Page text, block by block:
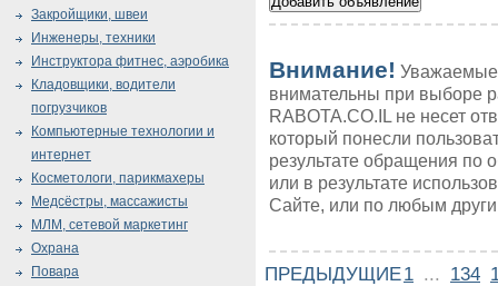
Внимание! Уважаемые
внимательны при выборе
RABOTA.CO.IL не несет
который понесли
результате обращения
или в результате
Сайте, или по любым
ПРЕДЫДУЩИЕ1 ... 134
Закройщики, швеи
Инженеры, техники
Инструктора фитнес, аэробика
Кладовщики, водители
погрузчиков
Компьютерные технологии и
интернет
Косметологи, парикмахеры
Медсёстры, массажисты
МЛМ, сетевой маркетинг
Охрана
Повара